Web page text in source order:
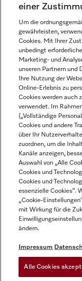
Sprache
DEUTSCH
Impressum
AGB
Datenschutz
Nutzungsbedingungen
Gesetzen über digitale
Cookie-Einstellungen
Miele auf Instagram
Miele auf
einer
Um die
gewährleisten,
Cookies. Mit Ihrer
unbedingt
Marketing- und
unseren Partnern und
Ihre Nutzung der
Online-Erlebnis zu
Cookies werden auch
verwendet. Im
(„Vollständige
Cookies und andere
über Ihr
zuordnen, um die
Kanäle anzeigen,
Auswahl von „Alle
Cookies und
Cookies und
essenzielle Cookies“.
„Cookie-
mit Wirkung für die
ändern.
Impressum
Alle Cookies